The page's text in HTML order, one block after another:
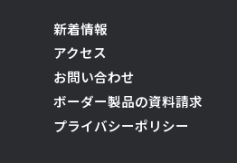
新着情報
アクセス
お問い合わせ
ボーダー製品の資料請求
プライバシーポリシー